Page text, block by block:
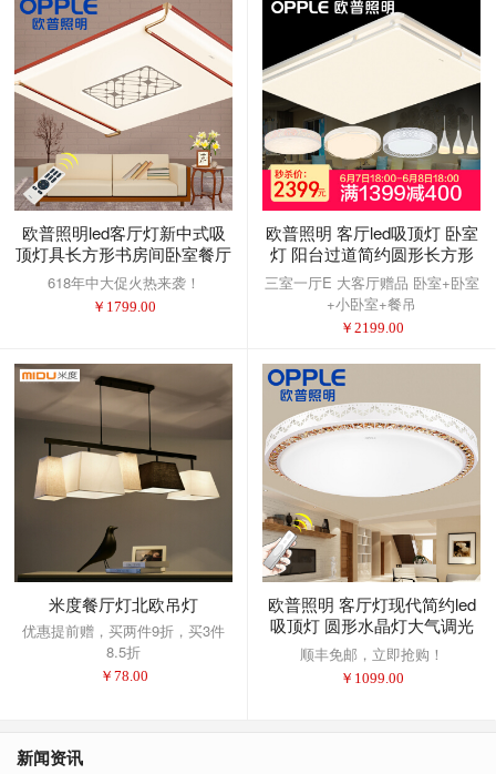
欧普照明led客厅灯新中式吸
顶灯具长方形书房间卧室餐厅
现代 LED遥控调光
94*63cm108瓦25-35平
618年中大促火热来袭！
￥ 1799.00
欧普照明 客厅led吸顶灯 卧室
灯 阳台过道简约圆形长方形
灯具灯饰
三室一厅E 大客厅赠品 卧室+卧室
+小卧室+餐吊
￥ 2199.00
米度餐厅灯北欧吊灯
优惠提前赠，买两件9折，买3件
8.5折
￥ 78.00
欧普照明 客厅灯现代简约led
吸顶灯 圆形水晶灯大气调光
灯饰（套餐以赠品形式体现）
送遥控直径65客厅20-30平米
顺丰免邮，立即抢购！
￥ 1099.00
新闻资讯